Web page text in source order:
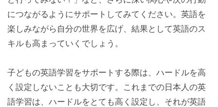
につながるようにサポートしてみてください。英語を
楽しみながら自分の世界を広げ、結果として英語のス
キルも高まっていくでしょう。
子どもの英語学習をサポートする際は、ハードルを高
く設定しないことも大切です。これまでの日本人の英
語学習は、ハードルをとても高く設定し、それが英語